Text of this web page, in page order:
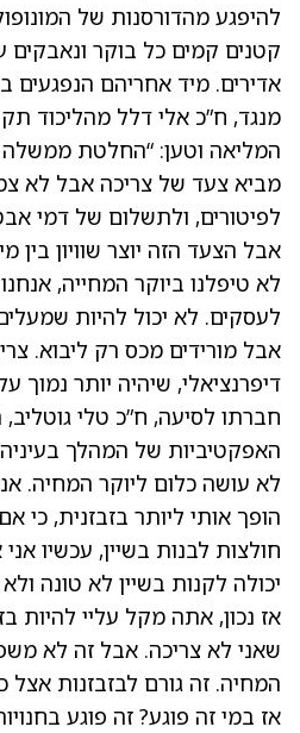
להיפגע מהדורסנות של
קטנים קמים כל בוקר ונאבקים
אדירים. מיד אחריהם הנפגעים
מנגד, ח”כ אלי דלל מהליכוד
המליאה וטען: “החלטת ממשלה
מביא צעד של צריכה אבל לא
לפיטורים, ולתשלום של דמי
אבל הצעד הזה יוצר שוויון בין
לא טיפלנו ביוקר המחייה,
אבל מורידים מכס רק ליבוא.
דיפרנציאלי, שיהיה יותר נמוך
חברתו לסיעה, ח”כ טלי
האפקטיביות של המהלך
לא עושה כלום ליוקר המחיה.
יכולה לקנות בשיין לא טונה
אז נכון, אתה מקל עליי להיות
שאני לא צריכה. אבל זה לא
המחיה. זה גורם לבזבזנות
אז במי זה פוגע? זה פוגע